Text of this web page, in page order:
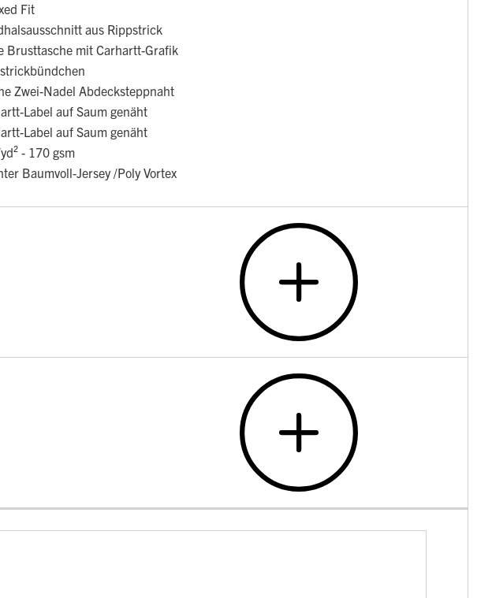
Fit
aus Rippstrick
Brusttasche mit Carhartt-Grafik
Zwei-Nadel Abdecksteppnaht
Label auf Saum genäht
Label auf Saum genäht
- 170 gsm
Baumvoll-Jersey /Poly Vortex